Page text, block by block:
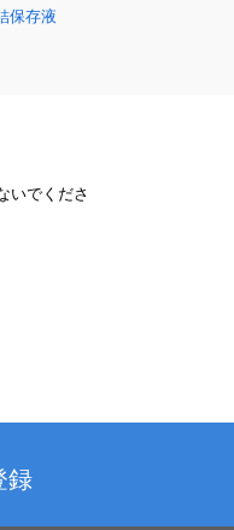
保存液
いでくださ
録